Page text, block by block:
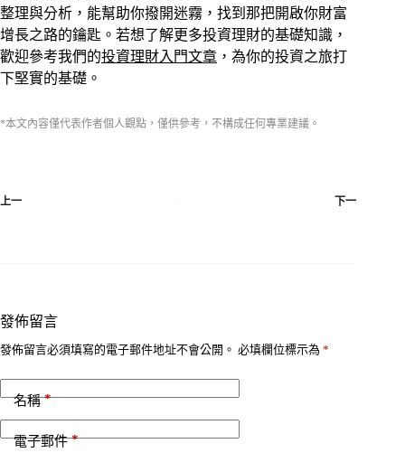
整理與分析，能幫助你撥開迷霧，找到那把開啟你財富
增長之路的鑰匙。若想了解更多投資理財的基礎知識，
歡迎參考我們的投資理財入門文章 ，為你的投資之旅打
下堅實的基礎。
*本文內容僅代表作者個人觀點，僅供參考，不構成任何專業建議。
上一 下一
發佈留言
發佈留言必須填寫的電子郵件地址不會公開。 必填欄位標示為 *
名稱*
電子郵件*